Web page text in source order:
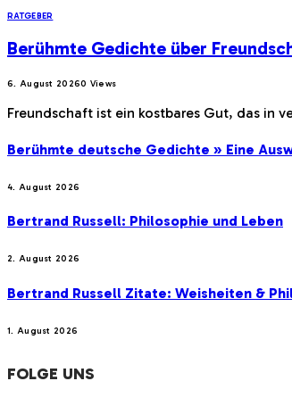
RATGEBER
Berühmte Gedichte über
6. August 20260 Views
Freundschaft ist ein kostbares Gut, das in
Berühmte deutsche Gedichte » Eine
4. August 2026
Bertrand Russell: Philosophie und Leben
2. August 2026
Bertrand Russell Zitate: Weisheiten &
1. August 2026
FOLGE UNS